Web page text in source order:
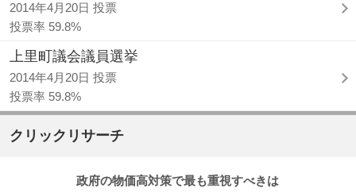
2014年4月20日 投票
投票率 59.8%
上里町議会議員選挙
2014年4月20日 投票
投票率 59.8%
クリックリサーチ
政府の物価高対策で最も重視すべきは